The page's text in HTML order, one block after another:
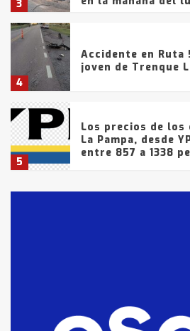
3
4
Accidente en
joven de Trenque
5
Los precios de los
La Pampa, desde
entre 857 a 1338
fueron detenidos
comercialización
tarde del sábado